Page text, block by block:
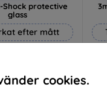
cookies.
Shock protective
glass
efter mått
> 5 st